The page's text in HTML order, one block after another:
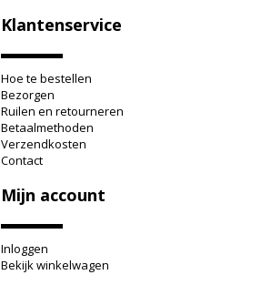
Klantenservice
Hoe te bestellen
Bezorgen
Ruilen en retourneren
Betaalmethoden
Verzendkosten
Contact
Mijn account
Inloggen
Bekijk winkelwagen